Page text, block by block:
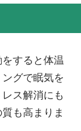
すると体温
グで眠気を
ス解消にも
も高まりま